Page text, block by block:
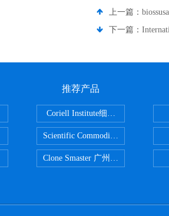
上一篇：
下一篇：
推荐产品
Scientific CommoditiesPE管 广州
Clone Smaster 广州鸿程代理